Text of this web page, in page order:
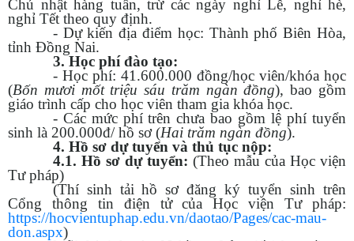
Chủ nhật hàng tuần, trừ các ngày nghỉ Lễ, nghỉ hè,
nghỉ Tết theo quy định.
- Dự kiến địa điểm học: Thành phố Biên Hòa,
tỉnh Đồng Nai.
3. Học phí đào tạo:
- Học phí: 41.600.000 đồng/học viên/khóa học
(Bốn mươi mốt triệu sáu trăm ngàn đồng), bao gồm
giáo trình cấp cho học viên tham gia khóa học.
- Các mức phí trên chưa bao gồm lệ phí tuyển
sinh là 200.000đ/ hồ sơ (Hai trăm ngàn đồng).
4. Hồ sơ dự tuyển và thủ tục nộp:
4.1. Hồ sơ dự tuyển: (Theo mẫu của Học viện
Tư pháp)
(Thí sinh tải hồ sơ đăng ký tuyển sinh trên
Cổng thông tin điện tử của Học viện Tư pháp:
https://hocvientuphap.edu.vn/daotao/Pages/cac-mau-
don.aspx)